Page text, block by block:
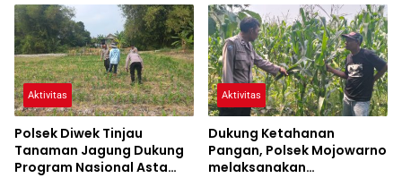
Mendukung Ketahanan
Pangan
Aktivitas
Polsek Diwek Tinjau
Tanaman Jagung Dukung
Program Nasional Asta
Aktivitas
Dukung Ketahanan
Pangan, Polsek Mojowarno
melaksanakan